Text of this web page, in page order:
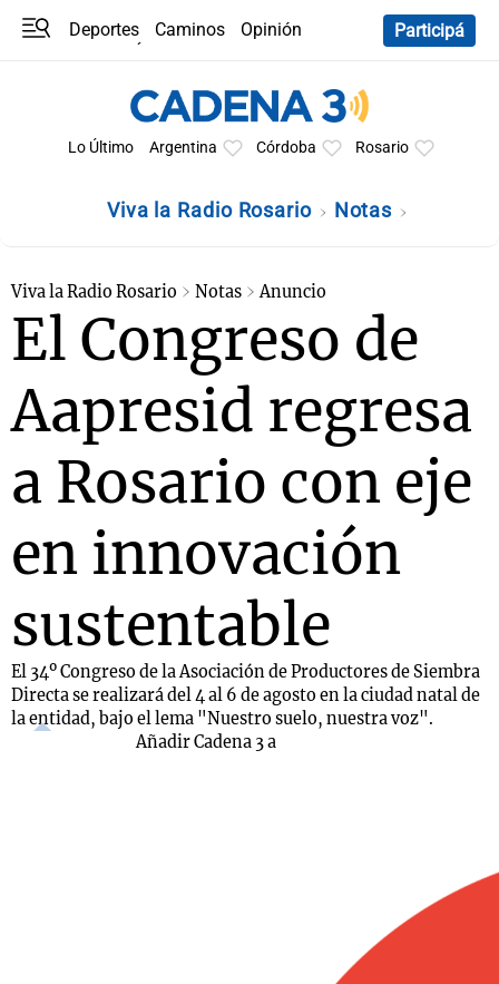
Deportes Caminos
Opinión
Participá
Lo Último Argentina Córdoba Rosario
Viva la Radio Rosario Notas
Viva la Radio Rosario Notas Anuncio
El Congreso de
Aapresid regresa
a Rosario con eje
en innovación
sustentable
El 34º Congreso de la Asociación de Productores de Siembra
Directa se realizará del 4 al 6 de agosto en la ciudad natal de
la entidad, bajo el lema "Nuestro suelo, nuestra voz".
Añadir Cadena 3 a